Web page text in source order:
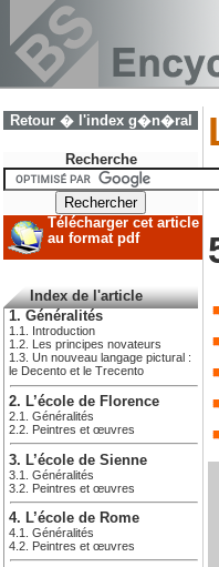
Retour � l'index g�n�ral
Recherche
Télécharger cet article
au format pdf
Index de l'article
1. Généralités
1.1. Introduction
1.2. Les principes novateurs
1.3. Un nouveau langage pictural :
le Decento et le Trecento
2. L’école de Florence
2.1. Généralités
2.2. Peintres et œuvres
3. L’école de Sienne
3.1. Généralités
3.2. Peintres et œuvres
4. L’école de Rome
4.1. Généralités
4.2. Peintres et œuvres